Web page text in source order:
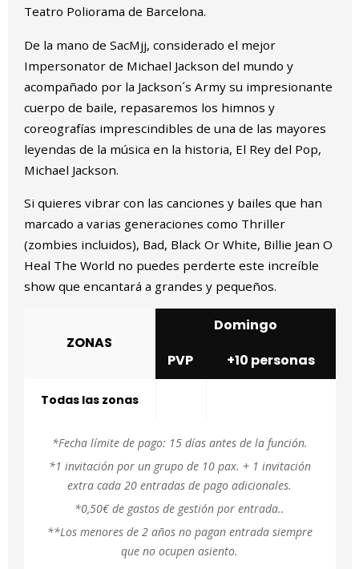
Teatro Poliorama de Barcelona.
De la mano de SacMjj, considerado el mejor
Impersonator de Michael Jackson del mundo y
acompañado por la Jackson´s Army su impresionante
cuerpo de baile, repasaremos los himnos y
coreografías imprescindibles de una de las mayores
leyendas de la música en la historia, El Rey del Pop,
Michael Jackson.
Si quieres vibrar con las canciones y bailes que han
marcado a varias generaciones como Thriller
(zombies incluidos), Bad, Black Or White, Billie Jean O
Heal The World no puedes perderte este increíble
show que encantará a grandes y pequeños.
ZONAS
Domingo
PVP
+10 personas
Todas las zonas
*Fecha límite de pago: 15 días antes de la función.
*1 invitación por un grupo de 10 pax. + 1 invitación
extra cada 20 entradas de pago adicionales.
*0,50€ de gastos de gestión por entrada..
**Los menores de 2 años no pagan entrada siempre
que no ocupen asiento.